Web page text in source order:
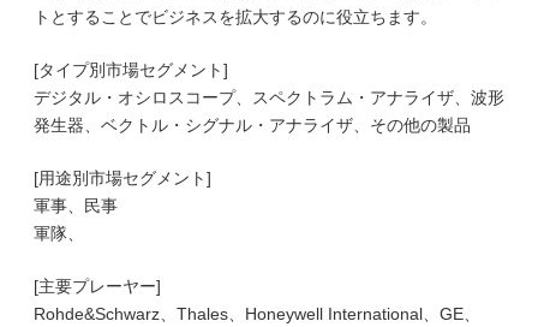
トとすることでビジネスを拡大するのに役立ちます。
[タイプ別市場セグメント]
デジタル・オシロスコープ、スペクトラム・アナライザ、波形
発生器、ベクトル・シグナル・アナライザ、その他の製品
[用途別市場セグメント]
軍事、民事
軍隊、
[主要プレーヤー]
Rohde&Schwarz、Thales、Honeywell International、GE、